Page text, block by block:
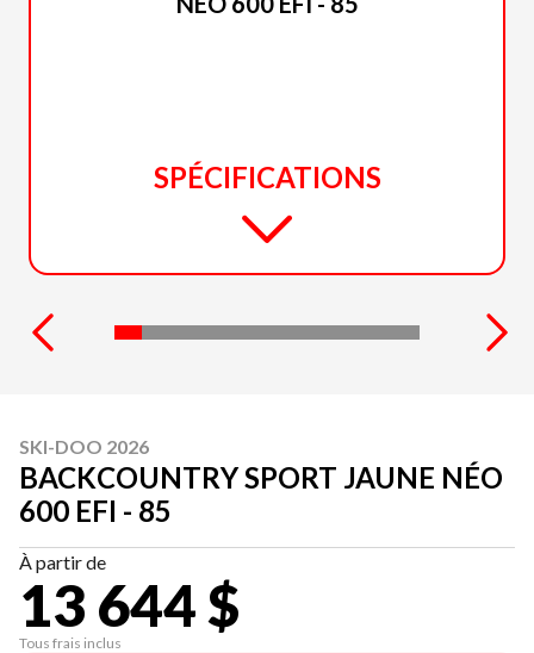
SPÉCIFICATIONS
SKI-DOO 2026
BACKCOUNTRY SPORT JAUNE NÉO
600 EFI - 85
À partir de
13 644 $
Tous frais inclus